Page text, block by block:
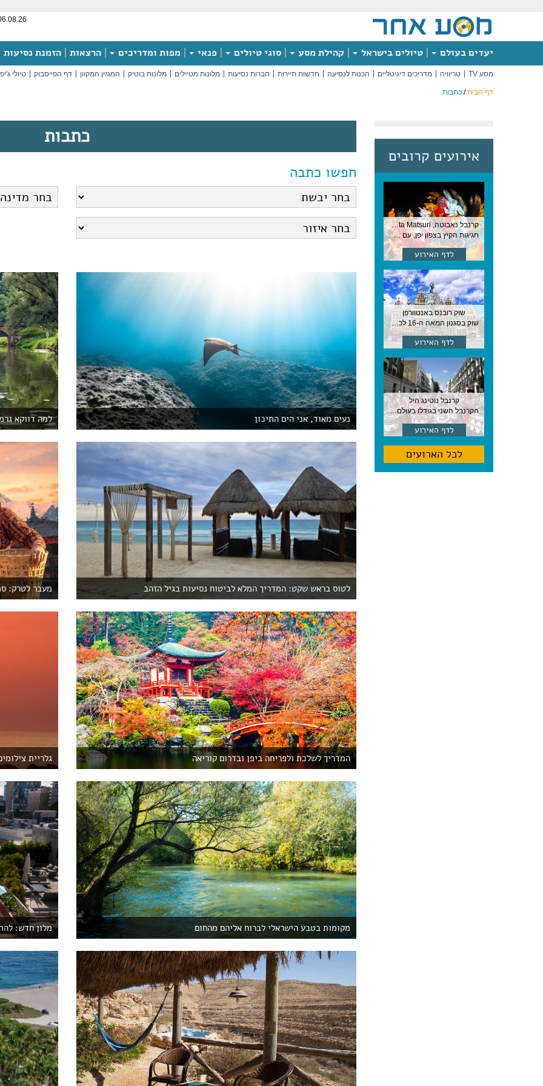
יעדים בעולם טיולים בישראל קהילת מסע סוגי טיולים פנאי מפות ומדריכים הרצאות הזמנת נסיעות
מסע TV טריוויה מדריכים דיגיטליים הכנות לנסיעה חדשות תיירות חברות נסיעות מלונות מטיילים מלונות בוטיק המגזין המקוון דף הפייסבוק טיולי
דף הבית/ כתבות
אירועים קרובים
קרנבל נאבוטה, Nebuta Matsuri ,יפן
חגיגות הקיץ בצפון יפן, עם תהלוכות ענק, ריקודים וזיקוקים. 6-2 באוגוסט, יפן
לדף האירוע
שוק רובנס באנטוורפן
שוק בסגנון המאה ה-16 לכבודו של הצייר המפורסם, בן העיר, נערך ב-15 באוגוסט באנטוורפן
לדף האירוע
קרנבל נוטינג היל
הקרנבל השני בגודלו בעולם, עם מוזיקה, תהלוכות ותחפושות. לונדון
לדף האירוע
לכל הארועים
כתבות
חפשו כתבה
נעים מאוד, אני הים התיכון למה דווקא
לטוס בראש שקט: המדריך המלא לביטוח נסיעות בגיל הזהב מעבר לטרק:
המדריך לשלכת ולפריחה ביפן ובדרום קוריאה גלריית צילומים
מקומות בטבע הישראלי לברוח אליהם מהחום מלון חדש: